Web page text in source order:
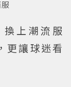
上潮流服
更讓球迷看